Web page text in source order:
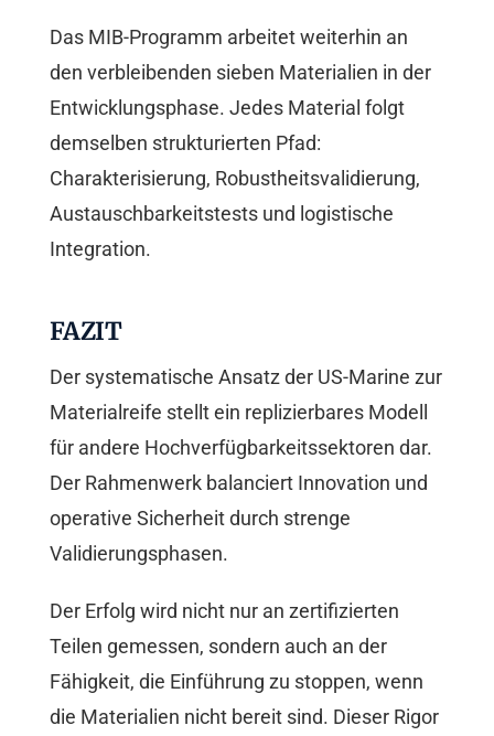
Das MIB-Programm arbeitet weiterhin an
den verbleibenden sieben Materialien in der
Entwicklungsphase. Jedes Material folgt
demselben strukturierten Pfad:
Charakterisierung, Robustheitsvalidierung,
Austauschbarkeitstests und logistische
Integration.
FAZIT
Der systematische Ansatz der US-Marine zur
Materialreife stellt ein replizierbares Modell
für andere Hochverfügbarkeitssektoren dar.
Der Rahmenwerk balanciert Innovation und
operative Sicherheit durch strenge
Validierungsphasen.
Der Erfolg wird nicht nur an zertifizierten
Teilen gemessen, sondern auch an der
Fähigkeit, die Einführung zu stoppen, wenn
die Materialien nicht bereit sind. Dieser Rigor